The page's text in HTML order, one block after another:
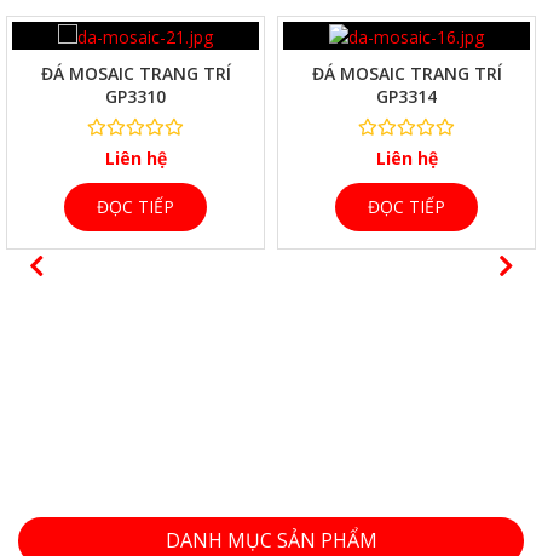
ĐÁ MOSAIC TRANG TRÍ
GP3310
Liên hệ
ĐỌC TIẾP
XEM NHANH
ĐÁ MOSAIC TRANG TRÍ
GP3314
Liên hệ
ĐỌC TIẾP
DANH MỤC SẢN PHẨM